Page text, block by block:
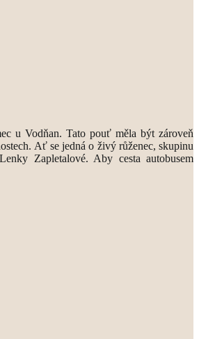
u Vodňan. Tato pouť měla být zároveň
Ať se jedná o živý růženec, skupinu
Zapletalové. Aby cesta autobusem